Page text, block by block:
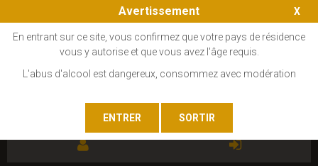
Avertissement
En entrant sur ce site, vous confirmez que votre pays de résidence
vous y autorise et que vous avez l'âge requis.
L'abus d'alcool est dangereux, consommez avec modération